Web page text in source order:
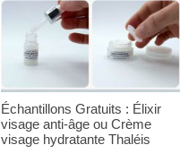
Échantillons Gratuits : Élixir
visage anti-âge ou Crème
visage hydratante Thaléis